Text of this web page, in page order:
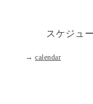
スケジュ
→ calendar